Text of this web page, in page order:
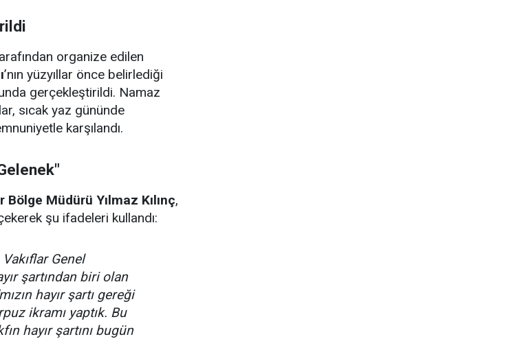
organize edilen
’nın yüzyıllar önce belirlediği
gerçekleştirildi. Namaz
sıcak yaz gününde
karşılandı.
Bölge Müdürü Yılmaz Kılınç,
şu ifadeleri kullandı:
Genel
şartından biri olan
hayır şartı gereği
ikramı yaptık. Bu
hayır şartını bugün